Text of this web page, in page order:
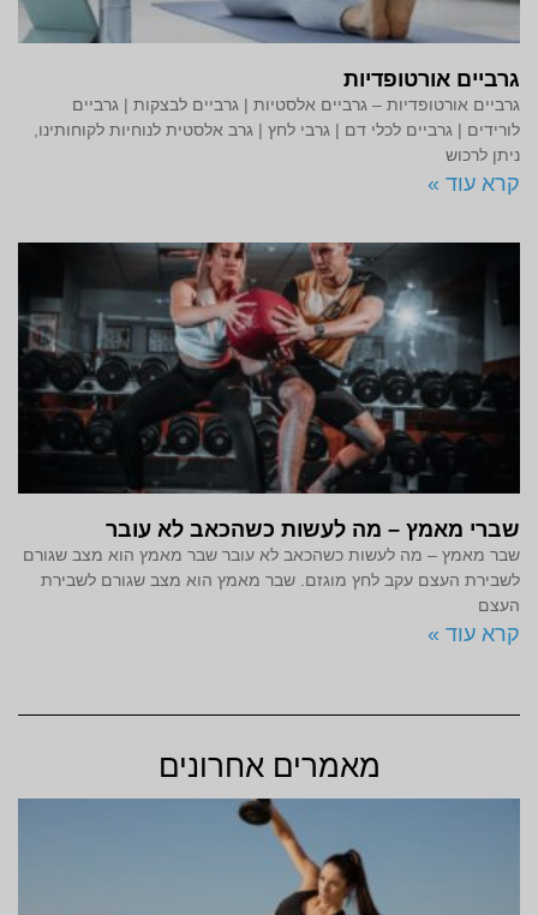
גרביים אורטופדיות
גרביים אורטופדיות – גרביים אלסטיות | גרביים לבצקות | גרביים
לורידים | גרביים לכלי דם | גרבי לחץ | גרב אלסטית לנוחיות לקוחותינו,
ניתן לרכוש
קרא עוד »
שברי מאמץ – מה לעשות כשהכאב לא עובר
שבר מאמץ – מה לעשות כשהכאב לא עובר שבר מאמץ הוא מצב שגורם
לשבירת העצם עקב לחץ מוגזם. שבר מאמץ הוא מצב שגורם לשבירת
העצם
קרא עוד »
מאמרים אחרונים